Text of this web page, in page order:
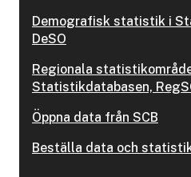
Demografisk statistik i
DeSO
Regionala
Statistikdatabasen,
Öppna data från SCB
Beställa data och